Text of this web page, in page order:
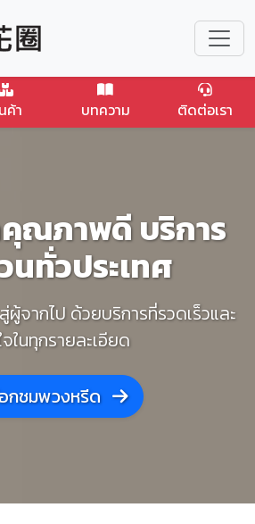
ค้า บทความ ติดต่อเรา
ณภาพดี บริการ
ทั่วประเทศ
ผู้จากไป ด้วยบริการที่รวดเร็วและ
จในทุกรายละเอียด
กชมพวงหรีด